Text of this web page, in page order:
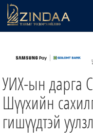
ТВ8
ӨГЛӨӨНИЙ СОНИН
АУДИО ЗОХИОЛ
ЗИНДАА СЭТГҮҮЛ
УИХ-ын дарга
Шүүхийн
гишүүдтэй